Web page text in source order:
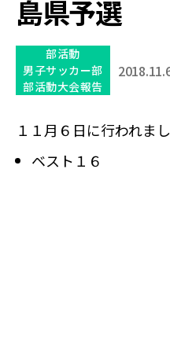
島県予選
部活動
男子サッカー部
部活動大会報告
１１月６日に行われ
ベスト１６